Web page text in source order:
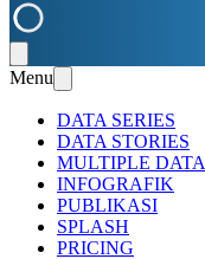
Menu
DATA SERIES
DATA STORIES
MULTIPLE DATA
INFOGRAFIK
PUBLIKASI
SPLASH
PRICING